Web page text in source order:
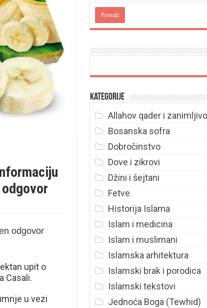
odgovor
upit o
Casali.
u vezi
Kategorije
Allahov qader i
Bosanska sofra
Dobročinstvo
Dove i zikrovi
Džini i šejtani
Fetve
Historija Islama
Islam i medicina
Islam i muslimani
Islamska arhitektura
Islamski brak i porodica
Islamski tekstovi
Jednoća Boga (Tewhid)